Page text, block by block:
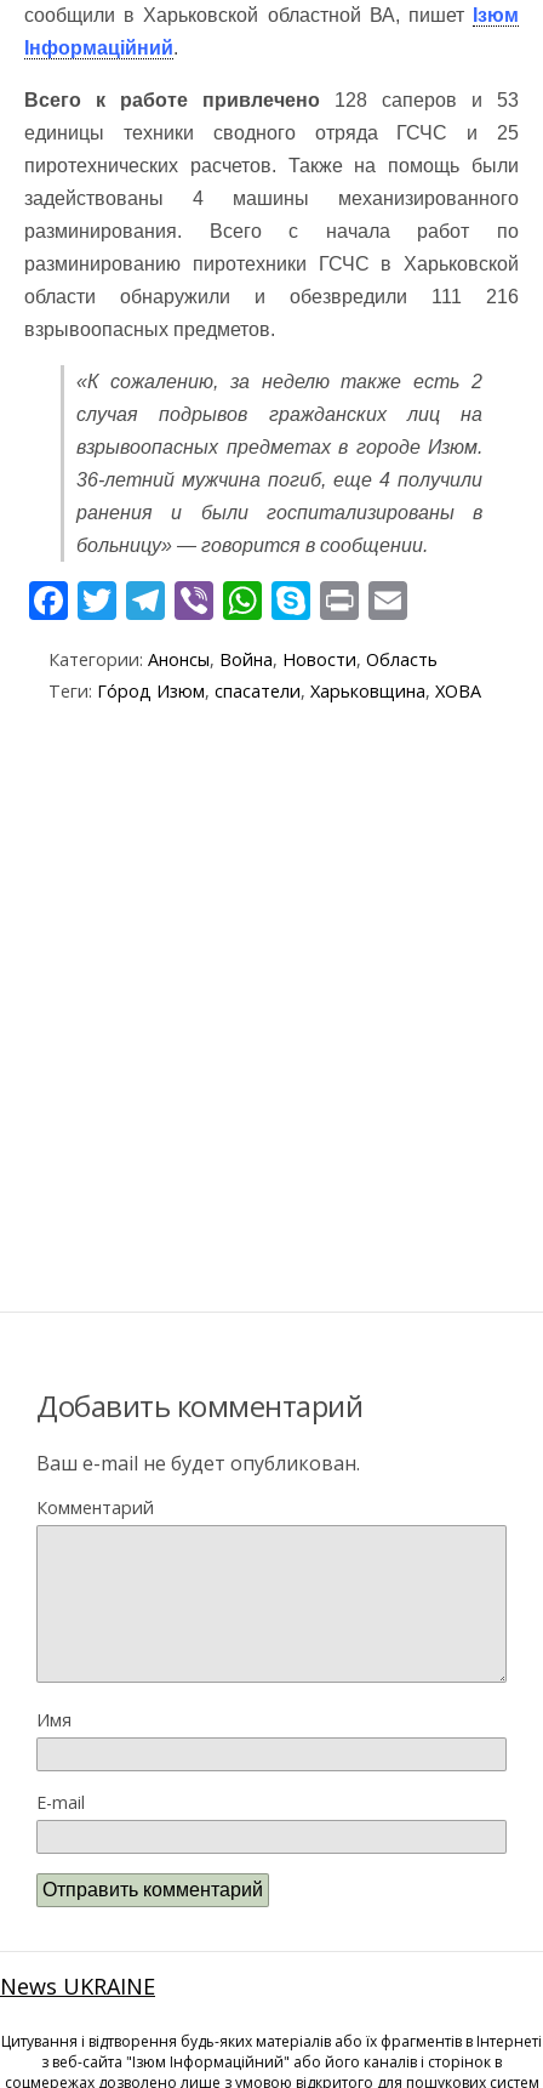
сообщили в Харьковской областной ВА, пишет
Ізюм
Інформаційний.
Всего к работе привлечено 128 саперов и 53
единицы техники сводного отряда ГСЧС и 25
пиротехнических расчетов. Также на помощь были
задействованы 4 машины механизированного
разминирования. Всего с начала работ по
разминированию пиротехники ГСЧС в Харьковской
области обнаружили и обезвредили 111 216
взрывоопасных предметов.
«К сожалению, за неделю также есть 2
случая подрывов гражданских лиц на
взрывоопасных предметах в городе Изюм.
36-летний мужчина погиб, еще 4 получили
ранения и были госпитализированы в
больницу» — говорится в сообщении.
F
e
T
itt
er
T
e
Vi
er
W
at
S
y
p
Pr
in
t ai
Категории: Анонсы, Война, Новости, Область
Теги: Го́род Изюм, спасатели, Харьковщина, ХОВА
Добавить комментарий
Ваш e-mail не будет опубликован.
Комментарий
Имя
E-mail
News UKRAINE
Цитування і відтворення будь-яких матеріалів або їх фрагментів в Інтернеті
з веб-сайта "Ізюм Інформаційний" або його каналів і сторінок в
соцмережах дозволено лише з умовою відкритого для пошукових систем